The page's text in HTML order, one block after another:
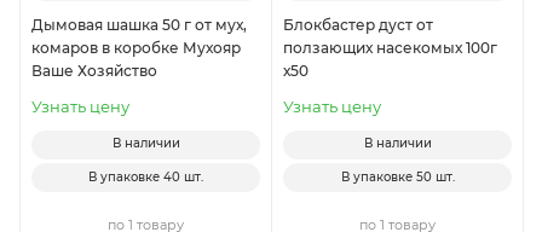
Дымовая шашка 50 г от мух,
комаров в коробке Мухояр
Ваше Хозяйство
Узнать цену
В наличии
В упаковке 40 шт.
по 1 товару
Блокбастер дуст от
ползающих насекомых 100г
х50
Узнать цену
В наличии
В упаковке 50 шт.
по 1 товару